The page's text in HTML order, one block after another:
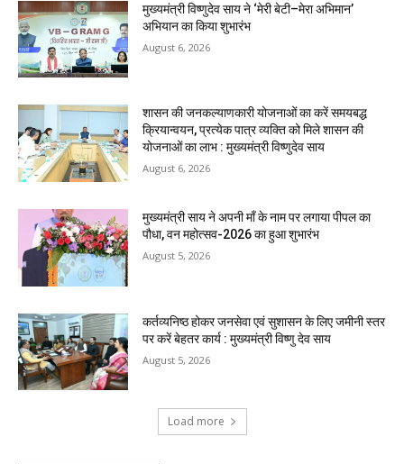
मुख्यमंत्री विष्णुदेव साय ने ‘मेरी बेटी–मेरा अभिमान’
अभियान का किया शुभारंभ
August 6, 2026
शासन की जनकल्याणकारी योजनाओं का करें समयबद्ध
क्रियान्वयन, प्रत्येक पात्र व्यक्ति को मिले शासन की
योजनाओं का लाभ : मुख्यमंत्री विष्णुदेव साय
August 6, 2026
मुख्यमंत्री साय ने अपनी माँ के नाम पर लगाया पीपल का
पौधा, वन महोत्सव-2026 का हुआ शुभारंभ
August 5, 2026
कर्तव्यनिष्ठ होकर जनसेवा एवं सुशासन के लिए जमीनी स्तर
पर करें बेहतर कार्य : मुख्यमंत्री विष्णु देव साय
August 5, 2026
Load more